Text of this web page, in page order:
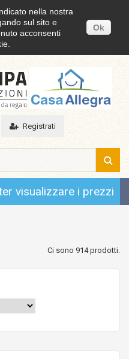
nella nostra
sul sito e
acconsenti
Ok
Registrati
visualizzare i prezzi
Ci sono 914 prodotti.